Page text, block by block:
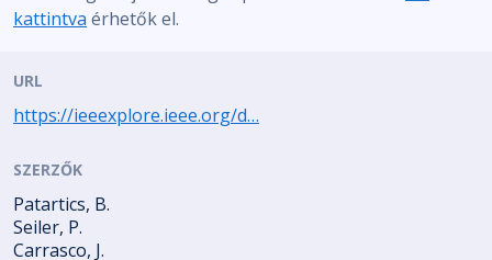
kattintva érhetők el.
URL
https://ieeexplore.ieee.org/d…
SZERZŐK
Patartics, B.
Seiler, P.
Carrasco, J.